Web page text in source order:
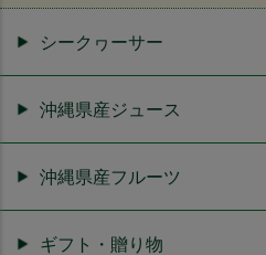
シークヮーサー
沖縄県産ジュース
沖縄県産フルーツ
ギフト・贈り物